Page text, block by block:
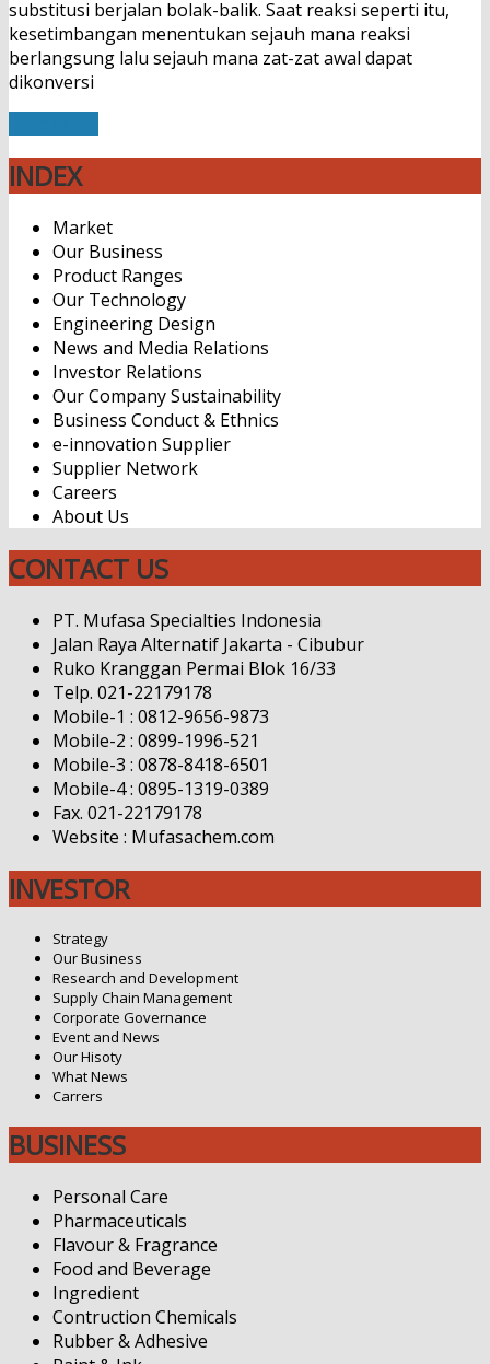
substitusi berjalan bolak-balik. Saat reaksi seperti itu,
kesetimbangan menentukan sejauh mana reaksi
berlangsung lalu sejauh mana zat-zat awal dapat
dikonversi
INDEX
Market
Our Business
Product Ranges
Our Technology
Engineering Design
News and Media Relations
Investor Relations
Our Company Sustainability
Business Conduct & Ethnics
e-innovation Supplier
Supplier Network
Careers
About Us
CONTACT US
PT. Mufasa Specialties Indonesia
Jalan Raya Alternatif Jakarta - Cibubur
Ruko Kranggan Permai Blok 16/33
Telp. 021-22179178
Mobile-1 : 0812-9656-9873
Mobile-2 : 0899-1996-521
Mobile-3 : 0878-8418-6501
Mobile-4 : 0895-1319-0389
Fax. 021-22179178
Website : Mufasachem.com
INVESTOR
Strategy
Our Business
Research and Development
Supply Chain Management
Corporate Governance
Event and News
Our Hisoty
What News
Carrers
BUSINESS
Personal Care
Pharmaceuticals
Flavour & Fragrance
Food and Beverage
Ingredient
Contruction Chemicals
Rubber & Adhesive